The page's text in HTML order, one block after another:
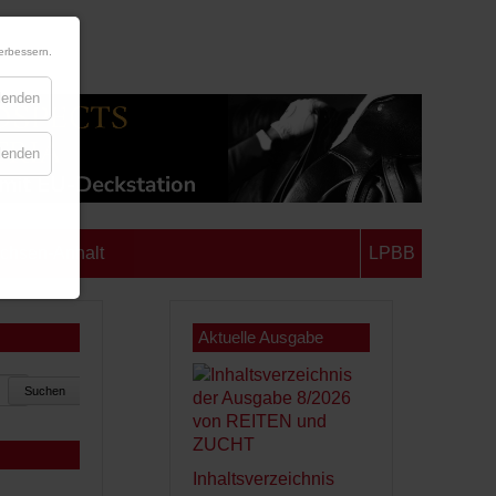
Anhalt LPBB
Suchen
Aktuelle Ausgabe
Inhaltsverzeichnis